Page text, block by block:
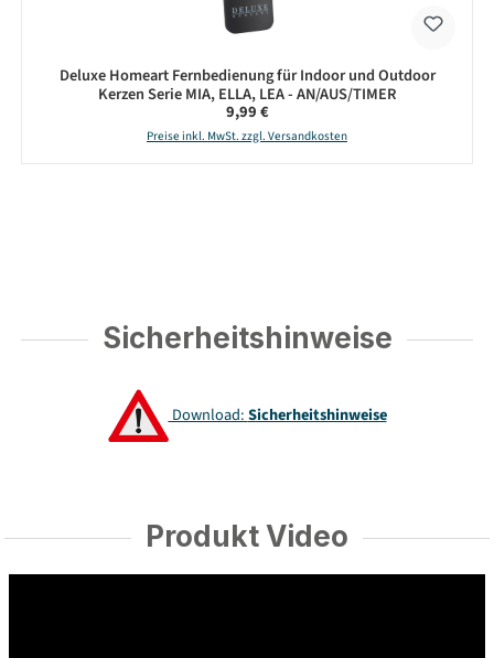
Deluxe Homeart Fernbedienung für Indoor und Outdoor
Kerzen Serie MIA, ELLA, LEA - AN/AUS/TIMER
Regulärer Preis:
9,99 €
Preise inkl. MwSt. zzgl. Versandkosten
Sicherheitshinweise
Download:Sicherheitshinweise
Produkt Video